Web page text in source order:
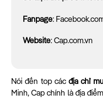
Fanpage:
Website: Cap.com.vn
Nói đến top các địa chỉ
Minh, Cap chính là địa